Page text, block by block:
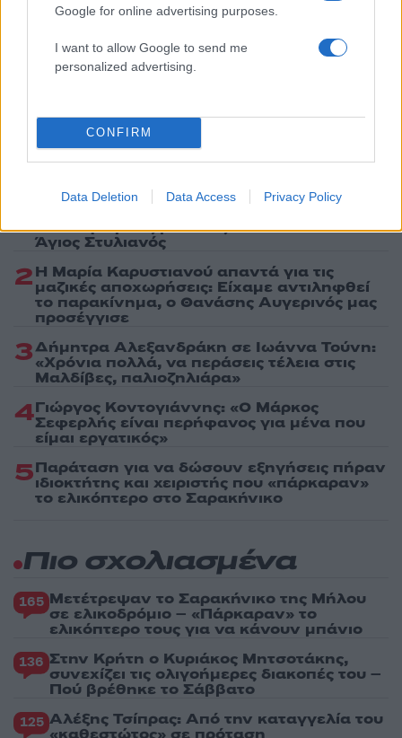
Google for online advertising purposes.
I want to allow Google to send me
personalized advertising.
CONFIRM
Data Deletion Data Access Privacy Policy
Ακολουθήστε το Νewsit.gr στοGoogle News
τελευταία νέατης ημέρας
Πιο δημοφιλή
Βελτιωμένη η εικόνα της φωτιάς στον
κτηνοτροφικές μονάδες – Εκκενώθηκε ο
Άγιος Στυλιανός
2Η Μαρία Καρυστιανού απαντά για τις
μαζικές αποχωρήσεις: Είχαμε αντιληφθεί
το παρακίνημα, ο Θανάσης Αυγερινός μας
προσέγγισε
3Δήμητρα Αλεξανδράκη σε Ιωάννα Τούνη:
«Χρόνια πολλά, να περάσεις τέλεια στις
Μαλδίβες, παλιοζηλιάρα»
4Γιώργος Κοντογιάννης: «Ο Μάρκος
Σεφερλής είναι περήφανος για μένα που
είμαι εργατικός»
5Παράταση για να δώσουν εξηγήσεις πήραν
ιδιοκτήτης και χειριστής που «πάρκαραν»
το ελικόπτερο στο Σαρακήνικο
Πιο σχολιασμένα
165 Μετέτρεψαν το Σαρακήνικο της Μήλου
σε ελικοδρόμιο – «Πάρκαραν» το
ελικόπτερο τους για να κάνουν μπάνιο
136 Στην Κρήτη ο Κυριάκος Μητσοτάκης,
συνεχίζει τις ολιγοήμερες διακοπές του –
Πού βρέθηκε το Σάββατο
125 Αλέξης Τσίπρας: Από την καταγγελία του